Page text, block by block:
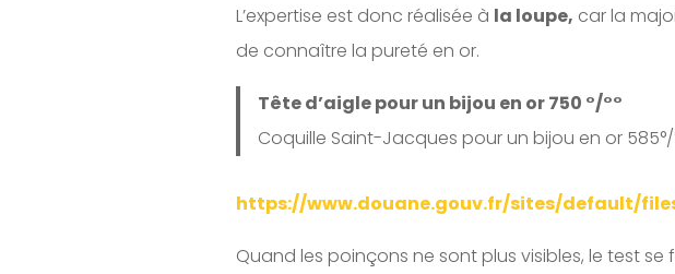
L’expertise est donc réalisée à la loupe, car la
de connaître la pureté en or.
Tête d’aigle pour un bijou en or 750 °/°°
Coquille Saint-Jacques pour un bijou en or 585°/
https://www.douane.gouv.fr/sites/default/
Quand les poinçons ne sont plus visibles, le test se